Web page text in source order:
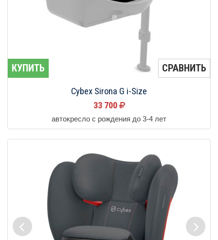
КУПИТЬ СРАВНИТЬ
Cybex Sirona G i-Size
33 700
автокресло с рождения до 3-4 лет